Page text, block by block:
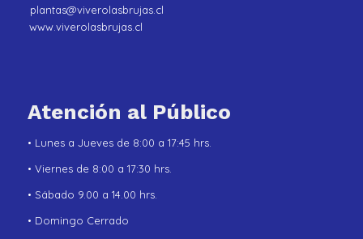
plantas@viverolasbrujas.cl
www.viverolasbrujas.cl
Atención al Público
• Lunes a Jueves de 8:00 a 17:45 hrs.
• Viernes de 8:00 a 17:30 hrs.
• Sábado 9.00 a 14.00 hrs.
• Domingo Cerrado